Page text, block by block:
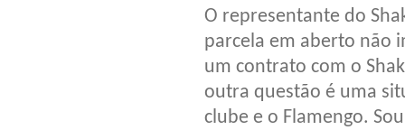
O representante do
parcela em aberto não
um contrato com o
outra questão é uma
clube e o Flamengo.